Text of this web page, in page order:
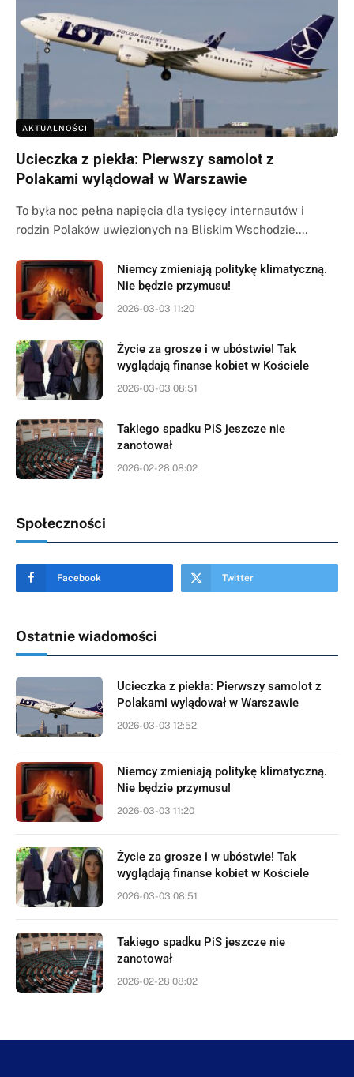
AKTUALNOŚCI
Ucieczka z piekła: Pierwszy samolot z
Polakami wylądował w Warszawie
To była noc pełna napięcia dla tysięcy internautów i
rodzin Polaków uwięzionych na Bliskim Wschodzie.…
Niemcy zmieniają politykę klimatyczną.
Nie będzie przymusu!
2026-03-03 11:20
Życie za grosze i w ubóstwie! Tak
wyglądają finanse kobiet w Kościele
2026-03-03 08:51
Takiego spadku PiS jeszcze nie
zanotował
2026-02-28 08:02
Społeczności
Facebook Twitter
Ostatnie wiadomości
Ucieczka z piekła: Pierwszy samolot z
Polakami wylądował w Warszawie
2026-03-03 12:52
Niemcy zmieniają politykę klimatyczną.
Nie będzie przymusu!
2026-03-03 11:20
Życie za grosze i w ubóstwie! Tak
wyglądają finanse kobiet w Kościele
2026-03-03 08:51
Takiego spadku PiS jeszcze nie
zanotował
2026-02-28 08:02